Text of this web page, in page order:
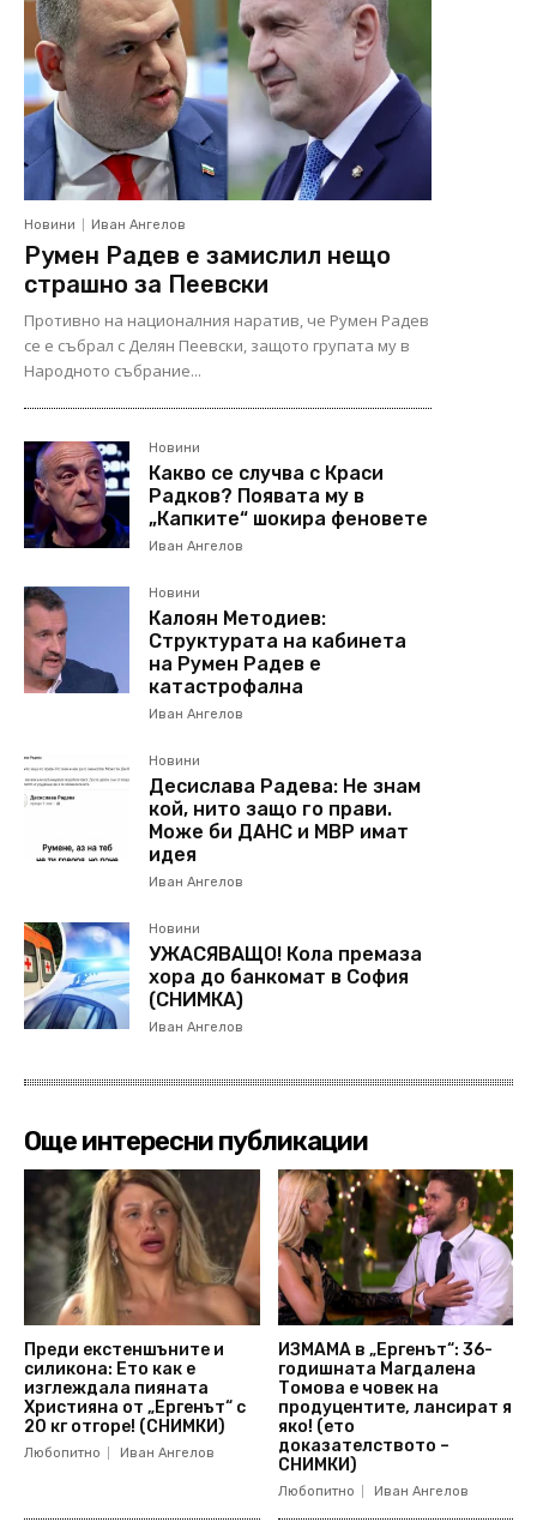
Новини Иван Ангелов
Румен Радев е замислил нещо
страшно за Пеевски
Противно на националния наратив, че Румен Радев
се е събрал с Делян Пеевски, защото групата му в
Народното събрание...
Новини
Какво се случва с Краси
Радков? Появата му в
„Капките“ шокира феновете
Иван Ангелов
Новини
Калоян Методиев:
Структурата на кабинета
на Румен Радев е
катастрофална
Иван Ангелов
Новини
Десислава Радева: Не знам
кой, нито защо го прави.
Може би ДАНС и МВР имат
идея
Иван Ангелов
Новини
УЖАСЯВАЩО! Кола премаза
хора до банкомат в София
(СНИМКА)
Иван Ангелов
Още интересни публикации
Преди екстеншъните и
силикона: Ето как е
изглеждала пияната
Християна от „Ергенът“ с
20 кг отгоре! (СНИМКИ)
Любопитно Иван Ангелов
ИЗМАМА в „Ергенът“: 36-
годишната Магдалена
Томова е човек на
продуцентите, лансират я
яко! (ето
доказателството –
СНИМКИ)
Любопитно Иван Ангелов